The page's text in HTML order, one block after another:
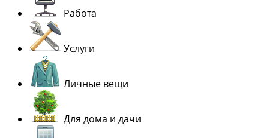
Работа
Услуги
Личные вещи
Для дома и дачи